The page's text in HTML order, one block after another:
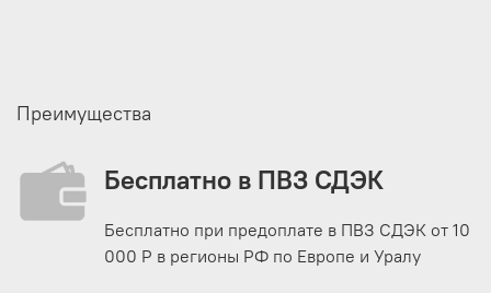
Преимущества
Бесплатно в ПВЗ СДЭК
Бесплатно при предоплате в ПВЗ СДЭК от 10
000 Р в регионы РФ по Европе и Уралу